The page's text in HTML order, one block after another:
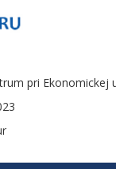
pri Ekonomickej